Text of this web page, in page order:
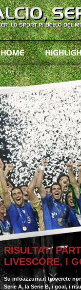
RISULTATI
LIVESCORE, I
Su infoazzurra.it troverete
Serie A, la Serie B, i goal, i